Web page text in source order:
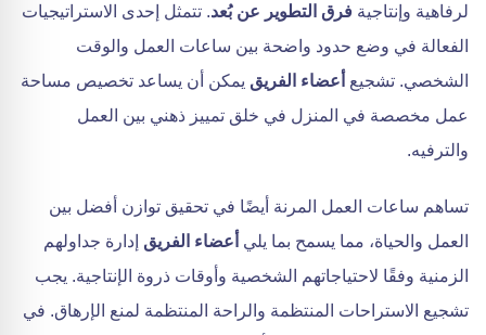
لرفاهية وإنتاجية فرق التطوير عن بُعد. تتمثل إحدى الاستراتيجيات
الفعالة في وضع حدود واضحة بين ساعات العمل والوقت
الشخصي. تشجيع أعضاء الفريق يمكن أن يساعد تخصيص مساحة
عمل مخصصة في المنزل في خلق تمييز ذهني بين العمل
والترفيه.
تساهم ساعات العمل المرنة أيضًا في تحقيق توازن أفضل بين
العمل والحياة، مما يسمح بما يلي أعضاء الفريق إدارة جداولهم
الزمنية وفقًا لاحتياجاتهم الشخصية وأوقات ذروة الإنتاجية. يجب
تشجيع الاستراحات المنتظمة والراحة المنتظمة لمنع الإرهاق. في